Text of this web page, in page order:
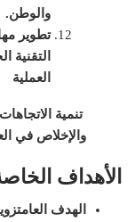
والوطن.
تطوير
التقنية
العملية
تنمية
والإخلاص في
الأهداف
الهدف العام